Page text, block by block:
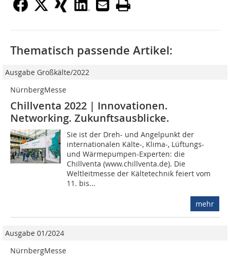
Thematisch passende Artikel:
Ausgabe Großkälte/2022
NürnbergMesse
Chillventa 2022 | Innovationen.
Networking. Zukunftsausblicke.
Sie ist der Dreh- und Angelpunkt der
internationalen Kälte-, Klima-, Lüftungs-
und Wärmepumpen-Experten: die
Chillventa (www.chillventa.de). Die
Weltleitmesse der Kältetechnik feiert vom
11. bis...
mehr
Ausgabe 01/2024
NürnbergMesse